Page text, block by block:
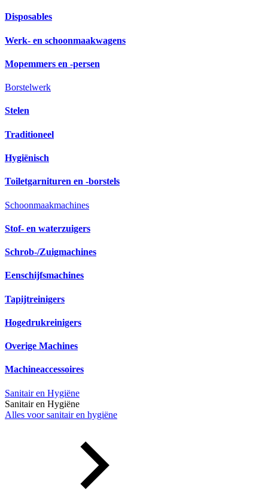
Disposables
Werk- en schoonmaakwagens
Mopemmers en -persen
Borstelwerk
Stelen
Traditioneel
Hygiënisch
Toiletgarnituren en -borstels
Schoonmaakmachines
Stof- en waterzuigers
Schrob-/Zuigmachines
Eenschijfsmachines
Tapijtreinigers
Hogedrukreinigers
Overige Machines
Machineaccessoires
Sanitair en Hygiëne
Sanitair en Hygiëne
Alles voor sanitair en hygiëne